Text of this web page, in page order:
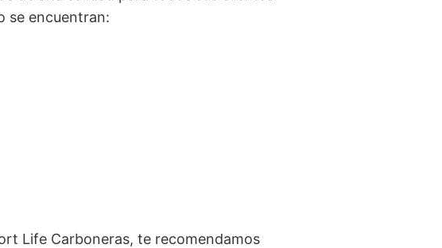
se encuentran:
Life Carboneras, te recomendamos